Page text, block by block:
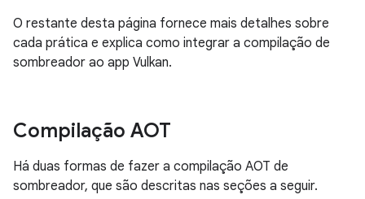
O restante desta página fornece mais detalhes sobre
cada prática e explica como integrar a compilação de
sombreador ao app Vulkan.
Compilação AOT
Há duas formas de fazer a compilação AOT de
sombreador, que são descritas nas seções a seguir.